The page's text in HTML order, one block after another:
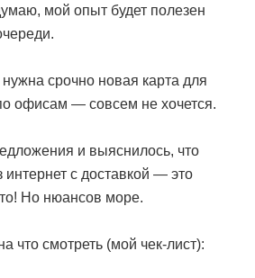
мой опыт будет полезен
срочно новая карта для
офисам — совсем не хочется.
и выяснилось, что
интернет с доставкой — это
Но нюансов море.
что смотреть (мой чек-лист):